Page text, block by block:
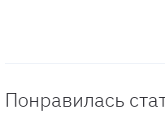
Понравилась